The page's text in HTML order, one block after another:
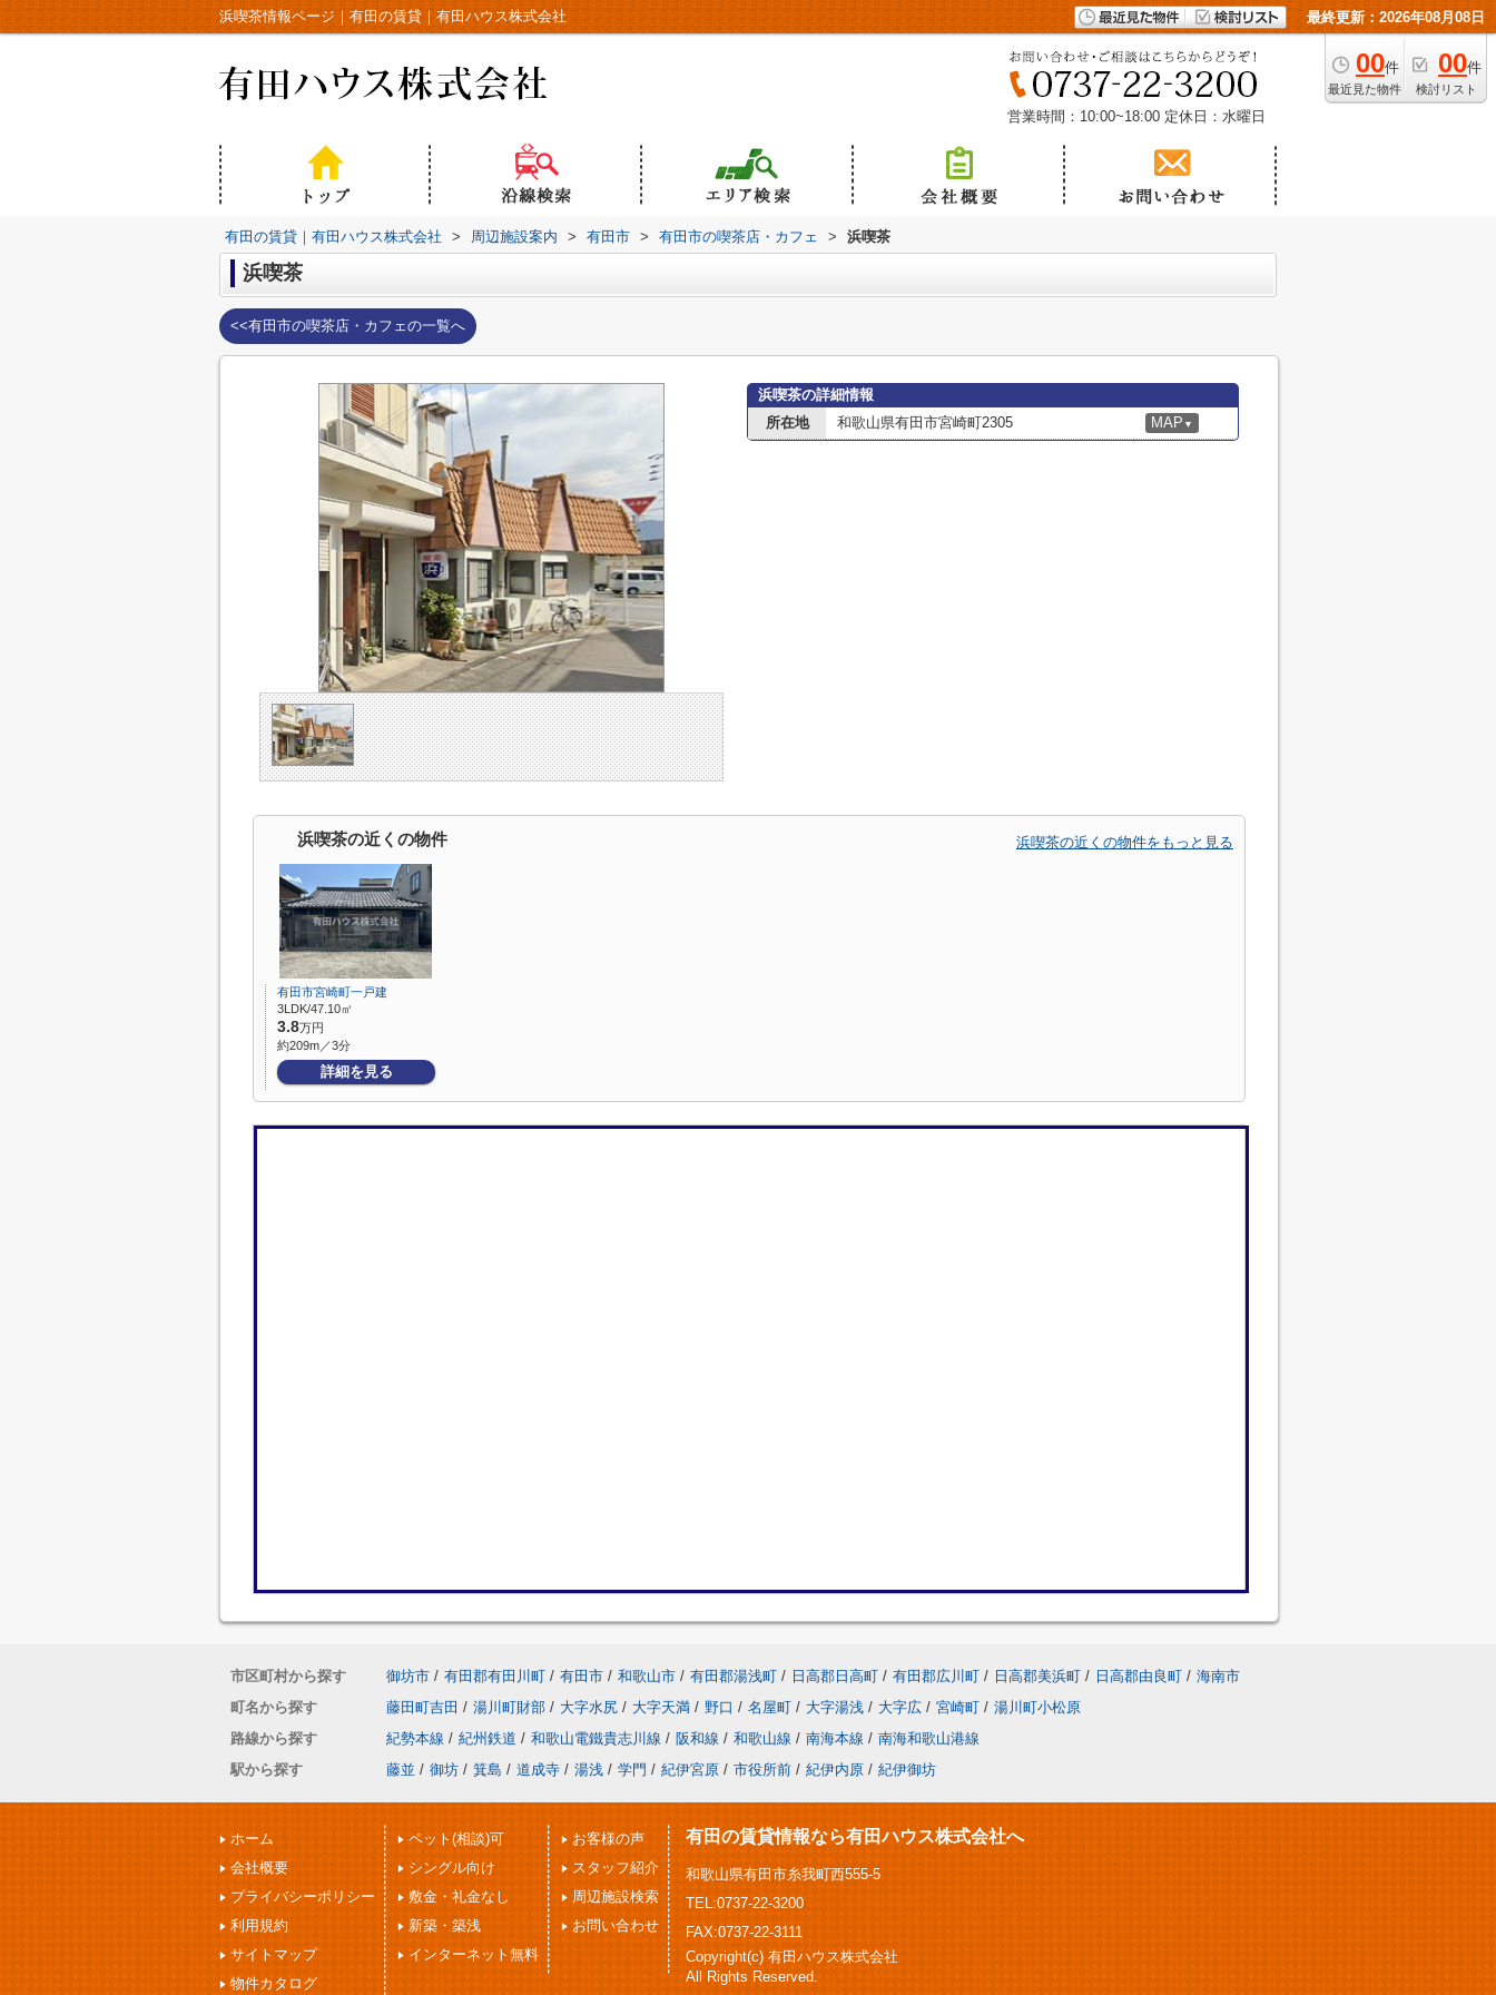
浜喫茶情報ページ｜有田の賃貸｜有田ハウス株式会社 最終更新：2026年08月08日
00件
最近見た物件
00件
検討リスト
営業時間：10:00~18:00 定休日：水曜日
有田の賃貸｜有田ハウス株式会社 > 周辺施設案内 > 有田市 > 有田市の喫茶店・カフェ > 浜喫茶
浜喫茶
<<有田市の喫茶店・カフェの一覧へ
浜喫茶の詳細情報
所在地
和歌山県有田市宮崎町2305 MAP ▼
浜喫茶の近くの物件 浜喫茶の近くの物件をもっと見る
有田市宮崎町一戸建
3LDK/47.10㎡
3.8万円
約209m／3分
詳細を見る
市区町村から探す 御坊市 / 有田郡有田川町 / 有田市 / 和歌山市 / 有田郡湯浅町 / 日高郡日高町 / 有田郡広川町 / 日高郡美浜町 / 日高郡由良町 / 海南市
町名から探す
藤田町吉田 / 湯川町財部 / 大字水尻 / 大字天満 / 野口 / 名屋町 / 大字湯浅 / 大字広 / 宮崎町 / 湯川町小松原
路線から探す
紀勢本線 / 紀州鉄道 / 和歌山電鐵貴志川線 / 阪和線 / 和歌山線 / 南海本線 / 南海和歌山港線
駅から探す
藤並 / 御坊 / 箕島 / 道成寺 / 湯浅 / 学門 / 紀伊宮原 / 市役所前 / 紀伊内原 / 紀伊御坊
ホーム
会社概要
プライバシーポリシー
利用規約
サイトマップ
物件カタログ
ペット(相談)可
シングル向け
敷金・礼金なし
新築・築浅
インターネット無料
お客様の声
スタッフ紹介
周辺施設検索
お問い合わせ
有田の賃貸情報なら有田ハウス株式会社へ
和歌山県有田市糸我町西555-5
TEL:0737-22-3200
FAX:0737-22-3111
Copyright(c) 有田ハウス株式会社
All Rights Reserved.